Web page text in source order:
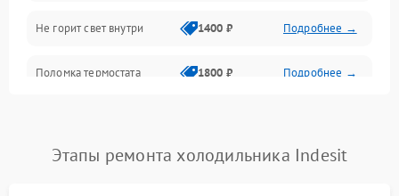
Не горит свет внутри 1400 ₽ Подробнее →
Поломка термостата 1800 ₽ Подробнее →
Поломка системы No Frost 2600 ₽ Подробнее →
Этапы ремонта холодильника Indesit